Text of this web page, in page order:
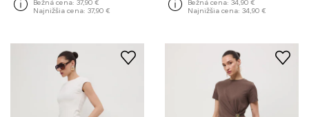
Bežná cena: 37,90 €
Najnižšia cena: 37,90 €
Bežná cena: 34,90 €
Najnižšia cena: 34,90 €